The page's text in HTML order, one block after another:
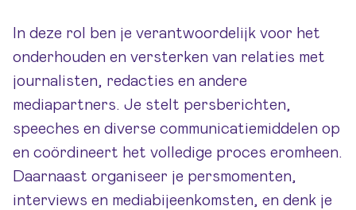
In deze rol ben je verantwoordelijk voor het
onderhouden en versterken van relaties met
journalisten, redacties en andere
mediapartners. Je stelt persberichten,
speeches en diverse communicatiemiddelen op
en coördineert het volledige proces eromheen.
Daarnaast organiseer je persmomenten,
interviews en mediabijeenkomsten, en denk je